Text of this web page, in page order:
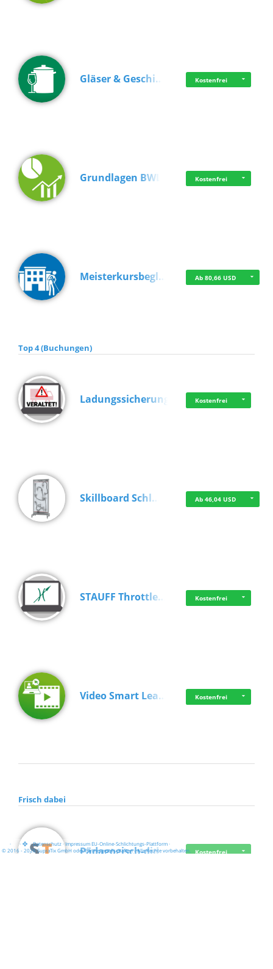
Gläser & Geschi… Kostenfrei
Grundlagen BWL Kostenfrei
Meisterkursbegl… Ab 80,66 USD
Top 4 (Buchungen)
Ladungssicherung Kostenfrei
Skillboard Schl… Ab 46,04 USD
STAUFF Throttle… Kostenfrei
Video Smart Lea… Kostenfrei
Frisch dabei
Pädagogisch-did… Kostenfrei
· · ·Datenschutz·Impressum EU-Online-Schlichtungs-Plattform·
© 2016 - 2026 SupraTix GmbH oder Partnergesellschaften - Alle Rechte vorbehalten.